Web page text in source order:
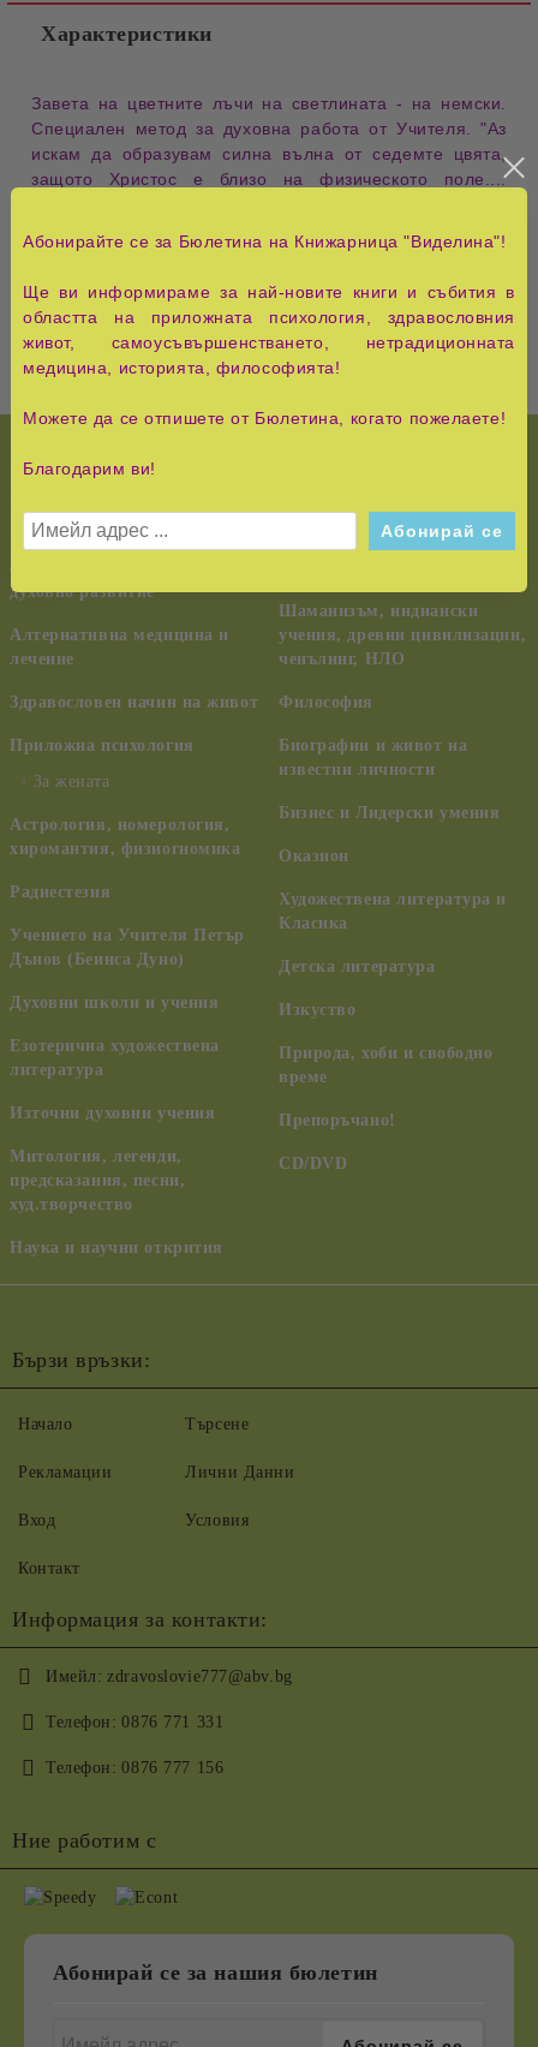
Характеристики
Завета на цветните лъчи на светлината - на немски.
Специален метод за духовна работа от Учителя. "Аз
искам да образувам силна вълна от седемте цвята,
защото Христос е близо на физическото поле....
Господ ще ви бъде на помощ. Всички тези неща са
ще имате сила...."
НОВО!
КУРС НА ЧУДЕСАТА
Езотерика,
самоусъвършенстване,
духовно развитие
Алтернативна медицина и
лечение
Здравословен начин на живот
Приложна психология
За жената
Астрология, номерология,
хиромантия, физиогномика
Радиестезия
Учението на Учителя Петър
Дънов (Беинса Дуно)
Духовни школи и учения
Езотерична художествена
литература
Източни духовни учения
Митология, легенди,
предсказания, песни,
худ.творчество
Наука и научни открития
Шаманизъм, индиански
учения, древни цивилизации,
ченълинг, НЛО
Философия
Биографии и живот на
известни личности
Бизнес и Лидерски умения
Оказион
Художествена литература и
Класика
Детска литература
Изкуство
Природа, хоби и свободно
време
Препоръчано!
CD/DVD
Бързи връзки:
Начало
Рекламации
Вход
Контакт
Търсене
Лични Данни
Условия
Информация за контакти:
Имейл: zdravoslovie777@abv.bg
Телефон: 0876 771 331
Телефон: 0876 777 156
Ние работим с
Абонирай се за нашия бюлетин
Абонирайте се за Бюлетина на Книжарница "Виделина"!
Ще ви информираме за най-новите книги и събития в
областта на приложната психология, здравословния
живот, самоусъвършенстването, нетрадиционната
медицина, историята, философията!
Можете да се отпишете от Бюлетина, когато пожелаете!
Благодарим ви!